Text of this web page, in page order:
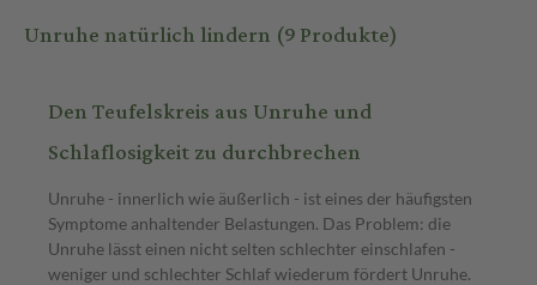
Unruhe natürlich lindern (9 Produkte)
Den Teufelskreis aus Unruhe und
Schlaflosigkeit zu durchbrechen
Unruhe - innerlich wie äußerlich - ist eines der häufigsten
Symptome anhaltender Belastungen. Das Problem: die
Unruhe lässt einen nicht selten schlechter einschlafen -
weniger und schlechter Schlaf wiederum fördert Unruhe.